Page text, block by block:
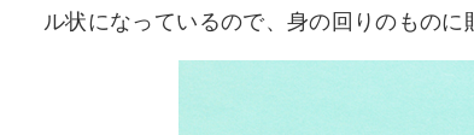
ル状になっているので、身の回りのものに